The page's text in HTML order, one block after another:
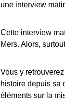
une interview
Cette interview
Mers. Alors,
Vous y
histoire depuis sa
éléments sur la